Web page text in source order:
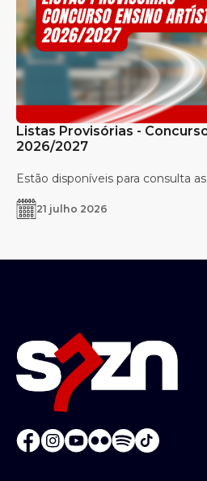
Listas Provisórias -
2026/2027
Estão disponíveis para consulta
21 julho 2026